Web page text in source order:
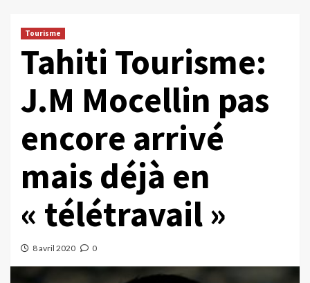
Tourisme
Tahiti Tourisme:
J.M Mocellin pas
encore arrivé
mais déjà en
« télétravail »
8 avril 2020 0